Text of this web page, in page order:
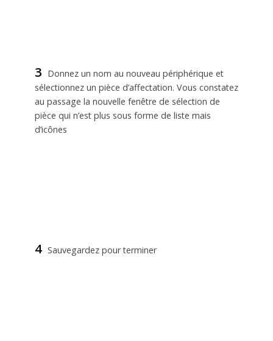
3
Donnez un nom au nouveau périphérique et
sélectionnez un pièce d’affectation. Vous constatez
au passage la nouvelle fenêtre de sélection de
pièce qui n’est plus sous forme de liste mais
d’icônes
4 Sauvegardez pour terminer